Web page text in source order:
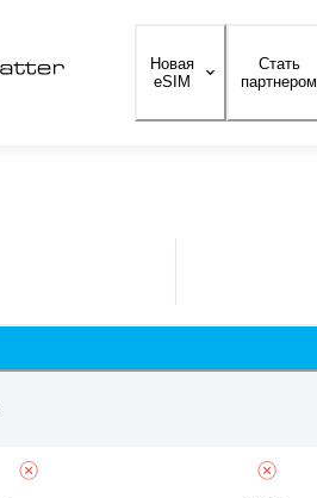
Новая
eSIM
Стать
партнером